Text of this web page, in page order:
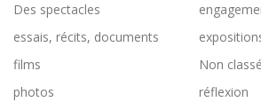
Des spectacles
essais, récits, documents
films
Non classé
photos
réflexion